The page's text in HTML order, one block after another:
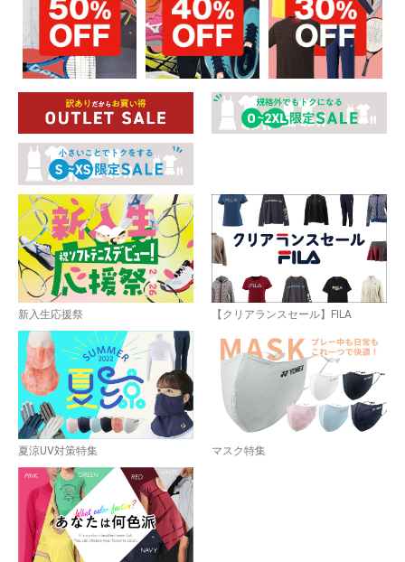
お買い物を続ける カートへ進む
新入生応援祭 【クリアランスセール】FILA
夏涼UV対策特集 マスク特集